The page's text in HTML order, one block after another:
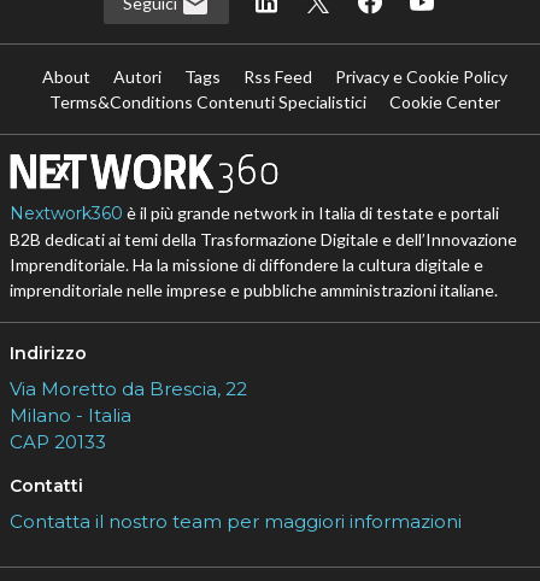
About Autori Tags Rss Feed
Privacy e Cookie Policy
Terms&Conditions Contenuti Specialistici
Cookie Center
Nextwork360 è il più grande network in Italia di testate e portali
B2B dedicati ai temi della Trasformazione Digitale e dell’Innovazione
Imprenditoriale. Ha la missione di diffondere la cultura digitale e
imprenditoriale nelle imprese e pubbliche amministrazioni italiane.
Indirizzo
Via Moretto da Brescia, 22
Milano - Italia
CAP 20133
Contatti
Contatta il nostro team per maggiori informazioni